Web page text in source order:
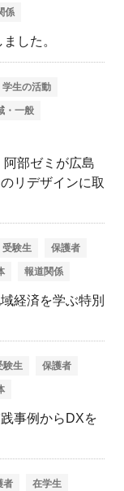
係
した。
学生の活動
・一般
部ゼミが広島
リデザインに取
受験生 保護者
報道関係
経済を学ぶ特別
験生 保護者
事例からDXを
者 在学生